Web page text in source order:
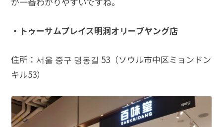
・トゥーサムプレイス明洞オリーブヤング店
住所：서울 중구 명동길 53（ソウル市中区ミョンドン
キル53）